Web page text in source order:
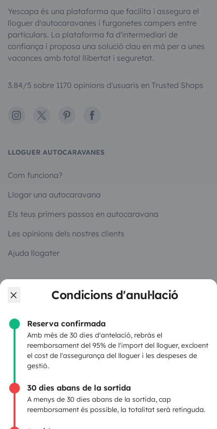
Condicions d'anul·lació
Reserva confirmada
Amb més de 30 dies d'antelació, rebràs el
reemborsament del 95% de l'import del lloguer, excloent
el cost de l'assegurança del lloguer i les despeses de
gestió.
30 dies abans de la sortida
A menys de 30 dies abans de la sortida, cap
reemborsament és possible, la totalitat serà retinguda.
Yescapa és una plataforma que facilita i assegura el
lloguer d'autocaravanes i furgonetes campers entre
particulars. La plataforma fa d'intermediari de
confiança i proposa una solució clau en mà per a unes
vacances amb total llibertat i seguretat.
3.84/5 sobre 1170 opinions d'usuaris en Trusted Shops
Instagram
X PinterestFacebook
LLOGUER AUTOCARAVANES
Com funciona?
Llogar una autocaravana
Els teus primers passos en autocaravana
Les opinions dels nostres clients
Ajuda llogater
PROPIETARIS
Contracte de lloguer Yescapa
Assegurances de lloguer
Assistències de lloguer
Ajuda propietari